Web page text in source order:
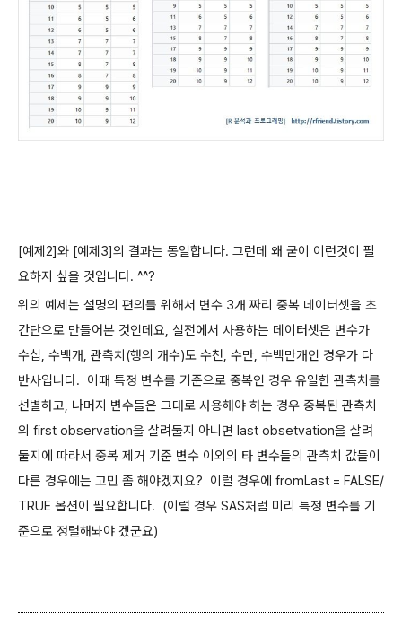
[예제2]와 [예제3]의 결과는 동일합니다. 그런데 왜 굳이 이런것이 필
요하지 싶을 것입니다. ^^?
위의 예제는 설명의 편의를 위해서 변수 3개 짜리 중복 데이터셋을 초
간단으로 만들어본 것인데요, 실전에서 사용하는 데이터셋은 변수가
수십, 수백개, 관측치(행의 개수)도 수천, 수만, 수백만개인 경우가 다
반사입니다. 이때 특정 변수를 기준으로 중복인 경우 유일한 관측치를
선별하고, 나머지 변수들은 그대로 사용해야 하는 경우 중복된 관측치
의 first observation을 살려둘지 아니면 last obsetvation을 살려
둘지에 따라서 중복 제거 기준 변수 이외의 타 변수들의 관측치 값들이
다른 경우에는 고민 좀 해야겠지요? 이럴 경우에 fromLast = FALSE/
TRUE 옵션이 필요합니다. (이럴 경우 SAS처럼 미리 특정 변수를 기
준으로 정렬해놔야 겠군요)